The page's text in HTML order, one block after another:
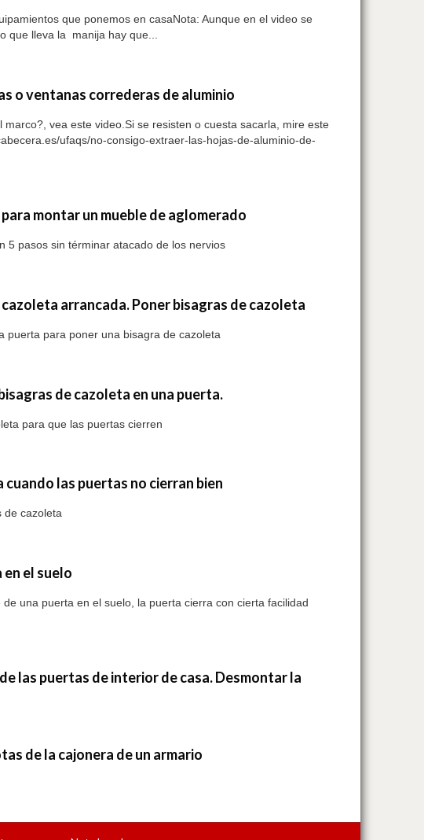
que ponemos en casaNota: Aunque en el video se
que lleva la manija hay que...
o ventanas correderas de aluminio
vea este video.Si se resisten o cuesta sacarla, mire este
ufaqs/no-consigo-extraer-las-hojas-de-aluminio-de-
montar un mueble de aglomerado
5 pasos sin términar atacado de los nervios
arrancada. Poner bisagras de cazoleta
puerta para poner una bisagra de cazoleta
de cazoleta en una puerta.
para que las puertas cierren
las puertas no cierran bien
de cazoleta
el suelo
una puerta en el suelo, la puerta cierra con cierta facilidad
las puertas de interior de casa. Desmontar la
de la cajonera de un armario